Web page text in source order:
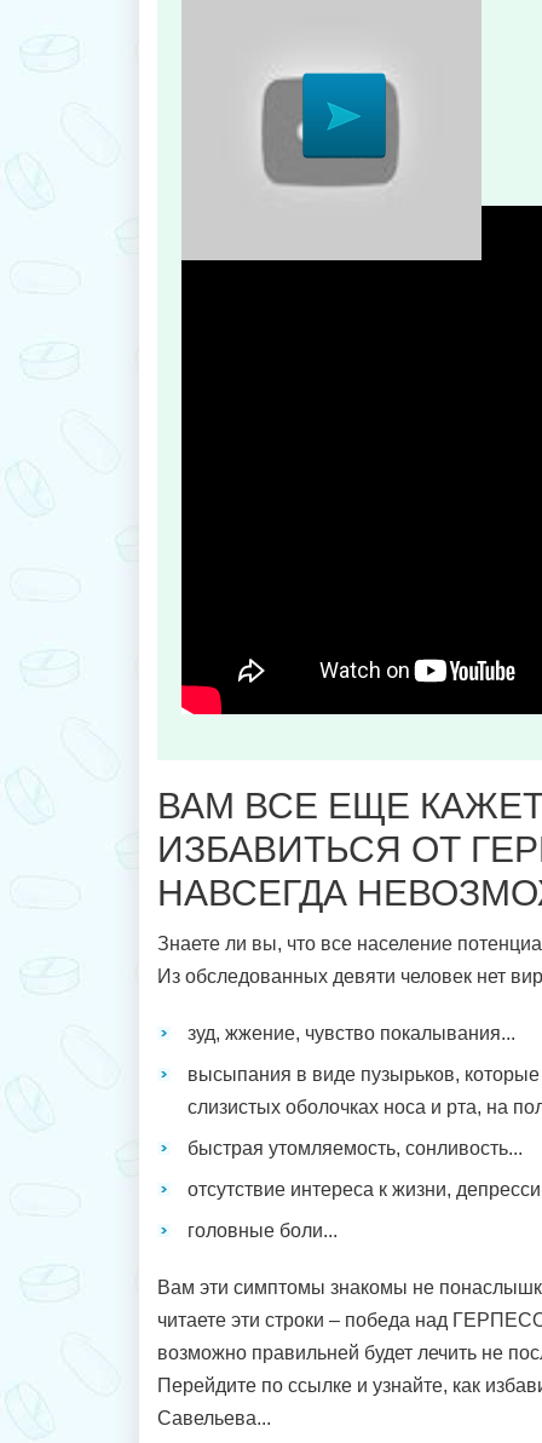
ВАМ ВСЕ ЕЩЕ
ИЗБАВИТЬСЯ ОТ
НАВСЕГДА
Знаете ли вы, что все население
Из обследованных девяти человек нет
зуд, жжение, чувство покалывания...
высыпания в виде пузырьков, которые
слизистых оболочках носа и рта, на
быстрая утомляемость, сонливость...
отсутствие интереса к жизни,
головные боли...
Вам эти симптомы знакомы не
читаете эти строки – победа над
возможно правильней будет лечить не
Перейдите по ссылке и узнайте, как
Савельева...